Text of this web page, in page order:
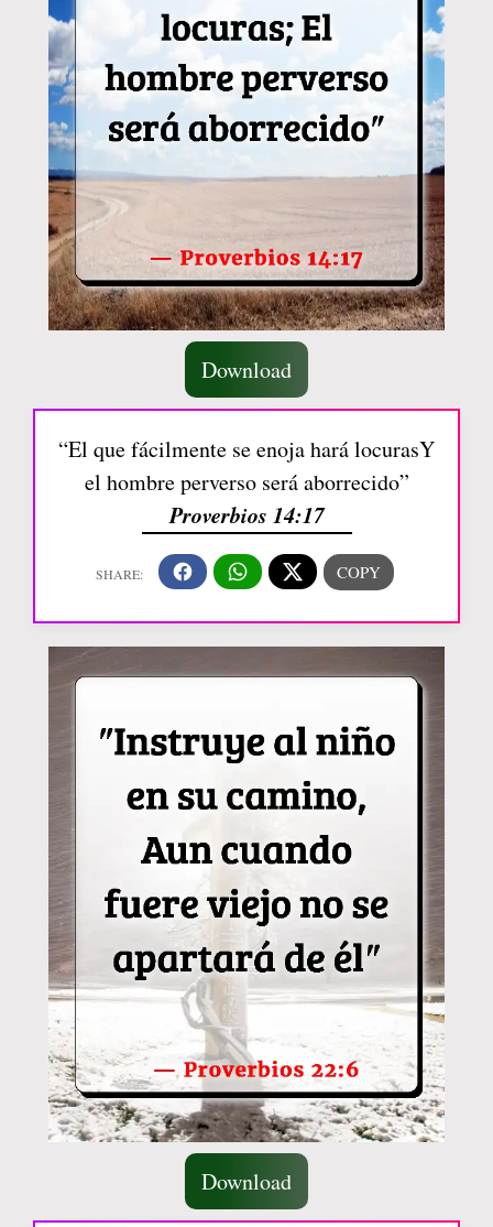
Download
“El que fácilmente se enoja hará locurasY
el hombre perverso será aborrecido”
Proverbios 14:17
Download